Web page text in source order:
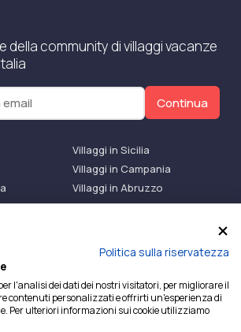
della community di villaggi vacanze
Continua
Villaggi in Sicilia
Villaggi in Campania
Villaggi in Abruzzo
Villaggi TH Resort
marchio di Ekiwi S.r.l.
e Turismo n° 2015/0133251 del
da RC per Agenzia di Viaggi n°
Specialty LiabilityXTravel Agencies.
Politica sulla riservatezza
l'analisi dei dati dei nostri visitatori, per migliorare il
contenuti personalizzati e offrirti un'esperienza di
Per ulteriori informazioni sui cookie utilizziamo